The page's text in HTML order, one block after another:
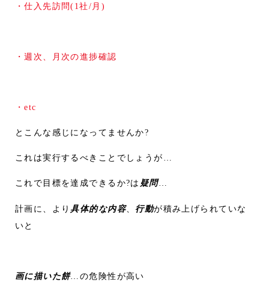
・仕入先訪問(1社/月)
・週次、月次の進捗確認
・etc
とこんな感じになってませんか?
これは実行するべきことでしょうが…
これで目標を達成できるか?は 疑問…
計画に、より 具体的な内容、行動が積み上げられていな
いと
画に描いた餅…の危険性が高い